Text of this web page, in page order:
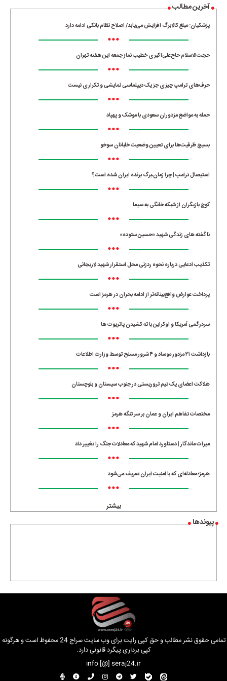
آخرین مطالب
پزشکیان: مبلغ کالابرگ افزایش می‌یابد/ اصلاح نظام بانکی ادامه دارد
•••
حجت‌الاسلام حاج‌علی‌اکبری خطیب نماز جمعه این هفته تهران
•••
حرف‌های ترامپ چیزی جز یک دیپلماسی نمایشی و تکراری نیست
•••
حمله به مواضع مزدوران سعودی با موشک و پهپاد
•••
بسیج ظرفیت‌ها برای تعیین وضعیت خلبانان سوخو
•••
استیصال ترامپ | چرا زمان،برگ برنده ایران شده است؟
•••
کوچ بازیگران از شبکه خانگی به سیما
•••
ناگفته های زندگی شهید «حسین ستوده»
•••
تکذیب ادعایی درباره نحوه ردزنی محل استقرار شهید لاریجانی
•••
پرداخت عوارض واقع‌بینانه‌تر از ادامه بحران در هرمز است
•••
سردرگمی آمریکا و اوکراین با ته کشیدن پاتریوت ها
•••
بازداشت ۲۱ مزدور موساد و ۴ شرور مسلح توسط وزارت اطلاعات
•••
هلاکت اعضای یک تیم تروریستی در جنوب سیستان و بلوچستان
•••
مختصات تفاهم ایران و عمان بر سر تنگه هرمز
•••
میراث ماندگار | دستاورد امام شهید که معادلات جنگ را تغییر داد
•••
هرمز؛ معادله‌ای که با امنیت ایران تعریف می‌شود
•••
بیشتر
پیوندها
تمامی حقوق نشر مطالب و حق کپی رایت برای وب سایت سراج 24 محفوظ است و هرگونه
کپی برداری پیگرد قانونی دارد.
info [@] seraj24.ir